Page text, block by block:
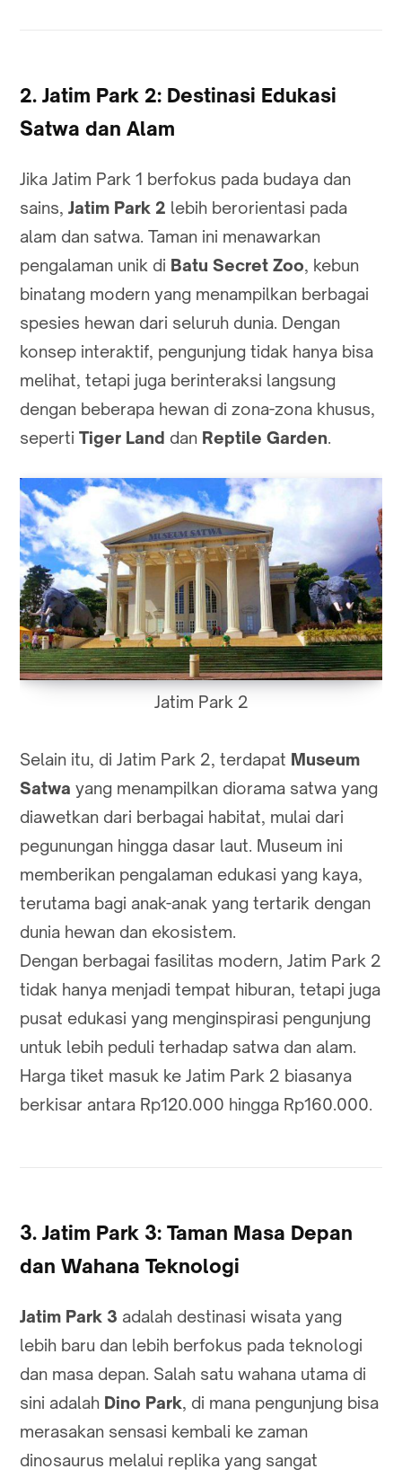
2. Jatim Park 2: Destinasi Edukasi
Satwa dan Alam
Jika Jatim Park 1 berfokus pada budaya dan
sains, Jatim Park 2 lebih berorientasi pada
alam dan satwa. Taman ini menawarkan
pengalaman unik di Batu Secret Zoo, kebun
binatang modern yang menampilkan berbagai
spesies hewan dari seluruh dunia. Dengan
konsep interaktif, pengunjung tidak hanya bisa
melihat, tetapi juga berinteraksi langsung
dengan beberapa hewan di zona-zona khusus,
seperti Tiger Land dan Reptile Garden.
Jatim Park 2
Selain itu, di Jatim Park 2, terdapat Museum
Satwa yang menampilkan diorama satwa yang
diawetkan dari berbagai habitat, mulai dari
pegunungan hingga dasar laut. Museum ini
memberikan pengalaman edukasi yang kaya,
terutama bagi anak-anak yang tertarik dengan
dunia hewan dan ekosistem.
Dengan berbagai fasilitas modern, Jatim Park 2
tidak hanya menjadi tempat hiburan, tetapi juga
pusat edukasi yang menginspirasi pengunjung
untuk lebih peduli terhadap satwa dan alam.
Harga tiket masuk ke Jatim Park 2 biasanya
berkisar antara Rp120.000 hingga Rp160.000.
3. Jatim Park 3: Taman Masa Depan
dan Wahana Teknologi
Jatim Park 3 adalah destinasi wisata yang
lebih baru dan lebih berfokus pada teknologi
dan masa depan. Salah satu wahana utama di
sini adalah Dino Park, di mana pengunjung bisa
merasakan sensasi kembali ke zaman
dinosaurus melalui replika yang sangat